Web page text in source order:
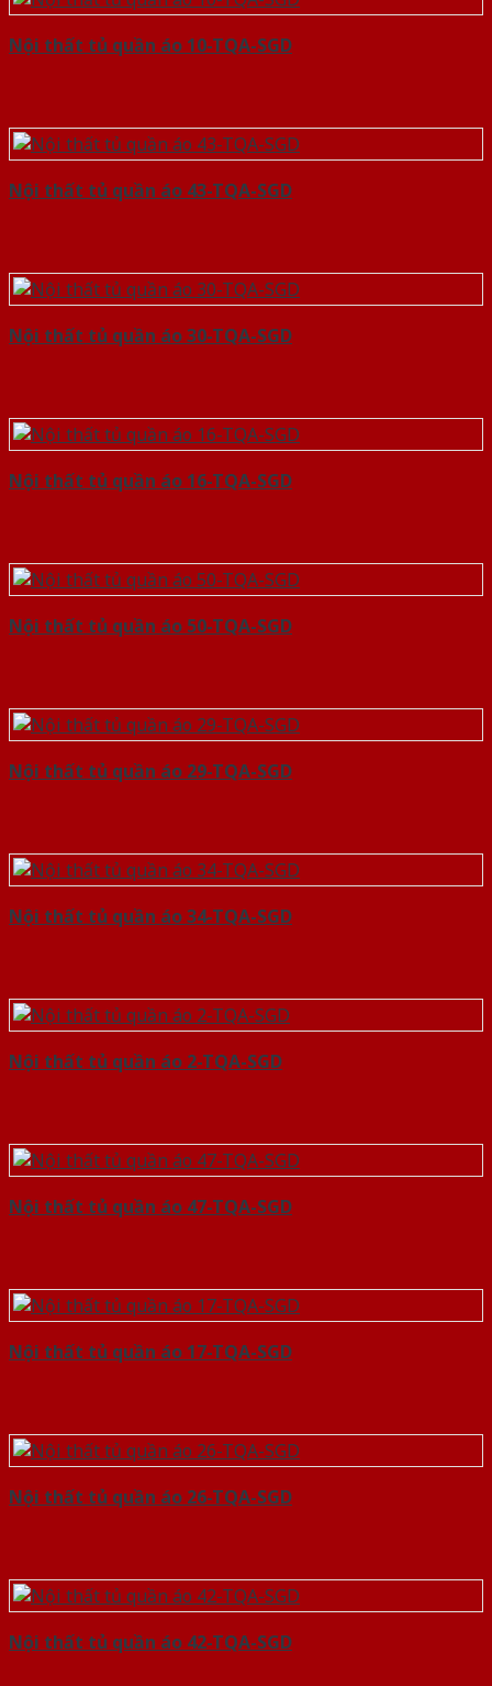
Nội thất tủ quần áo 10-TQA-SGD
Nội thất tủ quần áo 43-TQA-SGD
Nội thất tủ quần áo 30-TQA-SGD
Nội thất tủ quần áo 16-TQA-SGD
Nội thất tủ quần áo 50-TQA-SGD
Nội thất tủ quần áo 29-TQA-SGD
Nội thất tủ quần áo 34-TQA-SGD
Nội thất tủ quần áo 2-TQA-SGD
Nội thất tủ quần áo 47-TQA-SGD
Nội thất tủ quần áo 17-TQA-SGD
Nội thất tủ quần áo 26-TQA-SGD
Nội thất tủ quần áo 42-TQA-SGD